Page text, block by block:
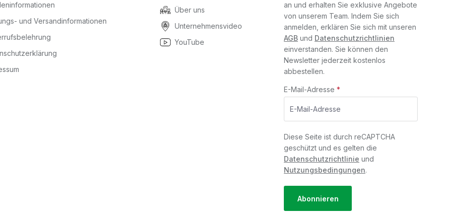
und Versandinformationen
Über uns
Unternehmensvideo
YouTube
an und erhalten Sie exklusive Angebote
von unserem Team. Indem Sie sich
anmelden, erklären Sie sich mit unseren
AGB und Datenschutzrichtlinien
einverstanden. Sie können den
Newsletter jederzeit kostenlos
abbestellen.
E-Mail-Adresse *
Diese Seite ist durch reCAPTCHA
geschützt und es gelten die
Datenschutzrichtlinie und
Nutzungsbedingungen.
Abonnieren